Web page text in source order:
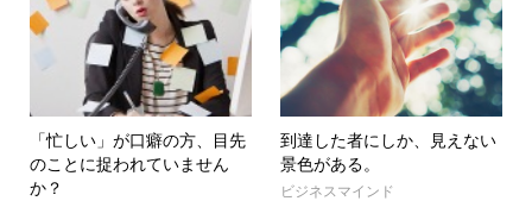
「忙しい」が口癖の方、目先
のことに捉われていません
か？
到達した者にしか、見えない
景色がある。
ビジネスマインド